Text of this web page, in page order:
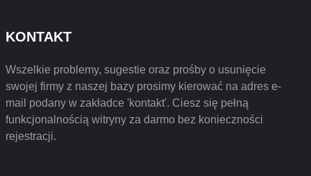
KONTAKT
Wszelkie problemy, sugestie oraz prośby o usunięcie
swojej firmy z naszej bazy prosimy kierować na adres e-
mail podany w zakładce 'kontakt'. Ciesz się pełną
funkcjonalnością witryny za darmo bez konieczności
rejestracji.